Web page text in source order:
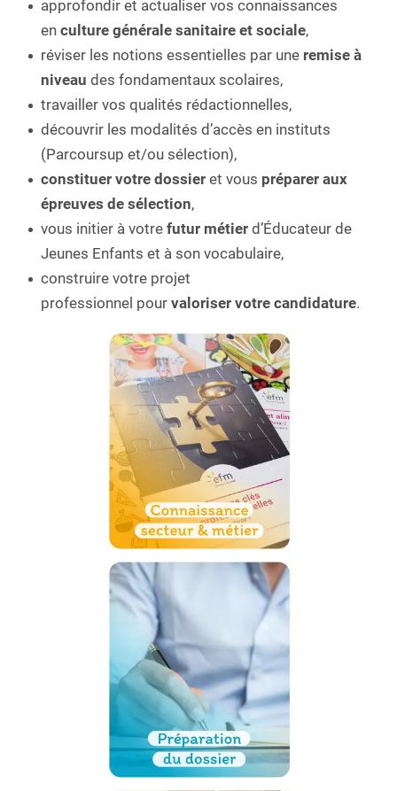
approfondir et actualiser vos connaissances
enculture générale sanitaire et sociale,
réviser les notions essentielles par une remise à
niveau des fondamentaux scolaires,
travailler vos qualités rédactionnelles,
découvrir les modalités d’accès en instituts
(Parcoursup et/ou sélection),
constituer votre dossieret vous préparer aux
épreuves de sélection,
vous initier à votrefutur métierd’Éducateur de
Jeunes Enfants et à son vocabulaire,
construire votre projet
professionnel pourvaloriser votre candidature.